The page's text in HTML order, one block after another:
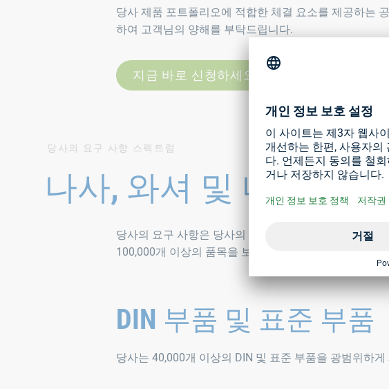
당사 제품 포트폴리오에 적합한 체결 요소를 제공하는
하여 고객님의 양해를 부탁드립니다.
지금 바로 신청하세요
당사의 요구 사항 스펙트럼
나사, 와셔 및 너트
당사의 요구 사항은 당사의 광범위한 체결 요소 모음에
100,000개 이상의 품목을 보유하고 있습니다. 귀하와
DIN 부품 및 표준 부품
당사는 40,000개 이상의 DIN 및 표준 부품을 광범위하게